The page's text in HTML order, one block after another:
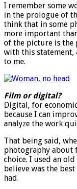
I remember some
in the prologue of
think that in some
more important
of the picture is the
with this statement,
to me.
Film or digital?
Digital, for
because I can
analyze the work
That being said,
photography about
choice. I used an
believe was the
had.